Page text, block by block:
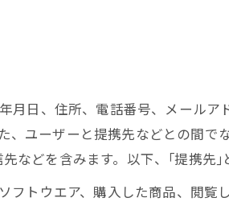
月日、住所、電話番号、メール
、ユーザーと提携先などとの間
などを含みます。以下、｢提携先｣
フトウエア、購入した商品、閲